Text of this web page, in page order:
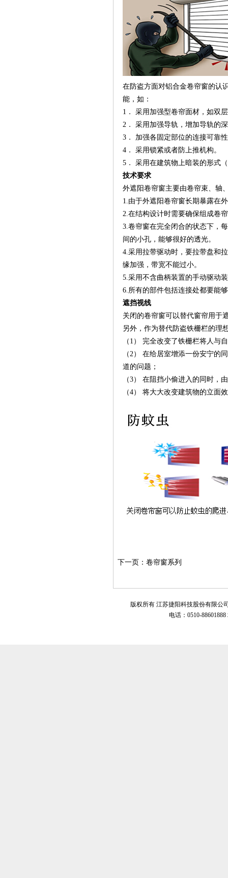
在防盗方面对铝合金卷帘窗的认
能，如：
1． 采用加强型卷帘面材，如双
2． 采用加强导轨，增加导轨的
3． 加强各固定部位的连接可靠
4． 采用锁紧或者防上推机构。
5． 采用在建筑物上暗装的形式
技术要求
外遮阳卷帘窗主要由卷帘束、轴
1.由于外遮阳卷帘窗长期暴露在
2.在结构设计时需要确保组成卷
3.卷帘窗在完全闭合的状态下，
间的小孔，能够很好的透光。
4.采用拉带驱动时，要拉带盘和
缘加强，带宽不能过小。
5.采用不含曲柄装置的手动驱动
6.所有的部件包括连接处都要能
遮挡视线
关闭的卷帘窗可以替代窗帘用于
另外，作为替代防盗铁栅栏的理
（1） 完全改变了铁栅栏将人与
（2） 在给居室增添一份安宁的
道的问题；
（3） 在阻挡小偷进入的同时，
（4） 将大大改变建筑物的立面
下一页：卷帘窗系列
版权所有 江苏捷阳科技股份有限公
电话：0510-